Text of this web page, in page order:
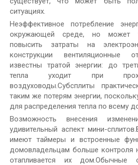
ситуациях.
Неэффективное потребление
окружающей среде, но может
повысить затраты на
конструкции вентиляционные
известны тратой энергии: до
тепла уходит при
воздуховоды.Субсплиты
таким же потерям энергии,
для распределения тепла по всему
Возможность внесения
удивительный аспект мини-
имеют таймеры и встроенные
домовладельцам больше контроля
отапливается их дом.Обычные